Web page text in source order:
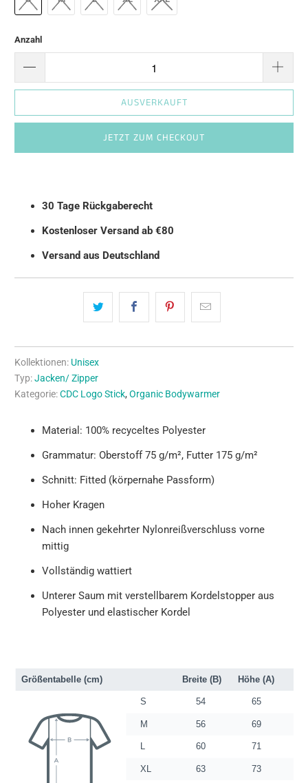
Anzahl
AUSVERKAUFT
JETZT ZUM CHECKOUT
30 Tage Rückgaberecht
Kostenloser Versand ab €80
Versand aus Deutschland
Kollektionen: Unisex
Typ: Jacken/ Zipper
Kategorie: CDC Logo Stick,Organic Bodywarmer
Material: 100% recyceltes Polyester
Grammatur: Oberstoff 75 g/m², Futter 175 g/m²
Schnitt: Fitted (körpernahe Passform)
Hoher Kragen
Nach innen gekehrter Nylonreißverschluss vorne
mittig
Vollständig wattiert
Unterer Saum mit verstellbarem Kordelstopper aus
Polyester und elastischer Kordel